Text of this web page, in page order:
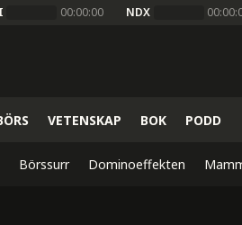
00:00:00 NDX
VETENSKAP BOK PODD
Börssurr Dominoeffekten